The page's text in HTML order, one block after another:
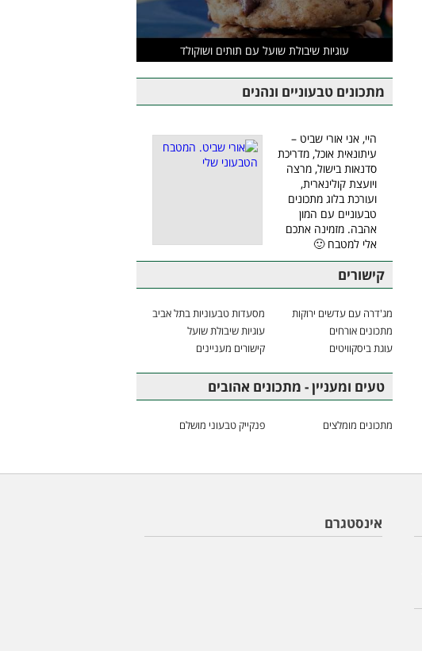
עוגיות שיבולת שועל עם תותים ושוקולד
מתכונים טבעוניים ונהנים
היי, אני אורי שביט –
עיתונאית אוכל, מדריכת
סדנאות בישול, מרצה
ויועצת קולינארית,
ועורכת בלוג מתכונים
טבעוניים עם המון
אהבה. מזמינה אתכם
אלי למטבח 🙂
קישורים
מג'דרה עם עדשים ירוקות
מסעדות טבעוניות בתל אביב
מתכונים אורחים
עוגיות שיבולת שועל
עוגת ביסקוויטים
קישורים מעניינים
טעים ומעניין - מתכונים אהובים
מתכונים מומלצים פנקייק טבעוני מושלם
אינסטגרם